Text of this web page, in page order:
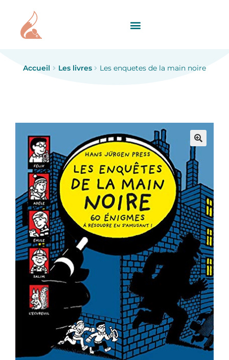
Accueil Les livres Les enquetes de la main noire